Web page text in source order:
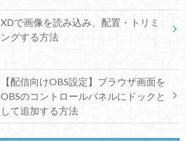
XDで画像を読み込み、配置・トリミ
ングする方法
【配信向けOBS設定】ブラウザ画面を
OBSのコントロールパネルにドックと
して追加する方法